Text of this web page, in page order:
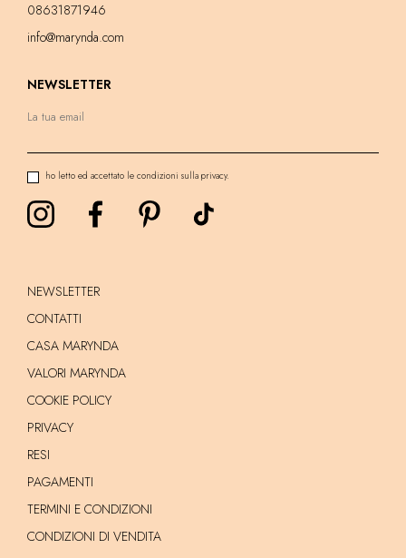
08631871946
info@marynda.com
NEWSLETTER
ho letto ed accettato le condizioni sulla privacy.
NEWSLETTER
CONTATTI
CASA MARYNDA
VALORI MARYNDA
COOKIE POLICY
PRIVACY
RESI
PAGAMENTI
TERMINI E CONDIZIONI
CONDIZIONI DI VENDITA